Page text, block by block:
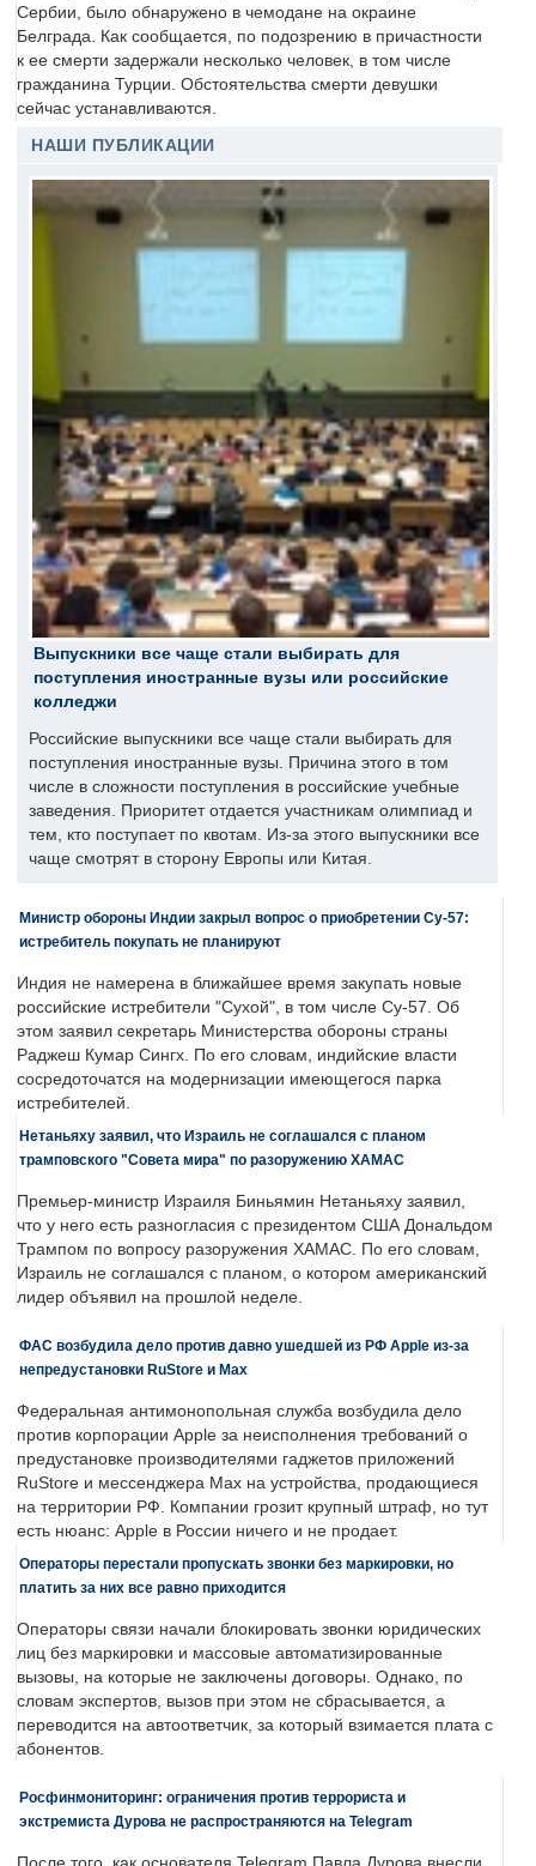
Сербии, было обнаружено в чемодане на окраине
Белграда. Как сообщается, по подозрению в причастности
к ее смерти задержали несколько человек, в том числе
гражданина Турции. Обстоятельства смерти девушки
сейчас устанавливаются.
НАШИ ПУБЛИКАЦИИ
Выпускники все чаще стали выбирать для
поступления иностранные вузы или российские
колледжи
Российские выпускники все чаще стали выбирать для
поступления иностранные вузы. Причина этого в том
числе в сложности поступления в российские учебные
заведения. Приоритет отдается участникам олимпиад и
тем, кто поступает по квотам. Из-за этого выпускники все
чаще смотрят в сторону Европы или Китая.
Министр обороны Индии закрыл вопрос о приобретении Су-57:
истребитель покупать не планируют
Индия не намерена в ближайшее время закупать новые
российские истребители "Сухой", в том числе Су-57. Об
этом заявил секретарь Министерства обороны страны
Раджеш Кумар Сингх. По его словам, индийские власти
сосредоточатся на модернизации имеющегося парка
истребителей.
Нетаньяху заявил, что Израиль не соглашался с планом
трамповского "Совета мира" по разоружению ХАМАС
Премьер-министр Израиля Биньямин Нетаньяху заявил,
что у него есть разногласия с президентом США Дональдом
Трампом по вопросу разоружения ХАМАС. По его словам,
Израиль не соглашался с планом, о котором американский
лидер объявил на прошлой неделе.
ФАС возбудила дело против давно ушедшей из РФ Apple из-за
непредустановки RuStore и Max
Федеральная антимонопольная служба возбудила дело
против корпорации Apple за неисполнения требований о
предустановке производителями гаджетов приложений
RuStore и мессенджера Max на устройства, продающиеся
на территории РФ. Компании грозит крупный штраф, но тут
есть нюанс: Apple в России ничего и не продает.
Операторы перестали пропускать звонки без маркировки, но
платить за них все равно приходится
Операторы связи начали блокировать звонки юридических
лиц без маркировки и массовые автоматизированные
вызовы, на которые не заключены договоры. Однако, по
словам экспертов, вызов при этом не сбрасывается, а
переводится на автоответчик, за который взимается плата с
абонентов.
Росфинмониторинг: ограничения против террориста и
экстремиста Дурова не распространяются на Telegram